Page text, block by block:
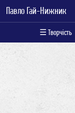
Павло Гай-Нижник
☰ Творчість